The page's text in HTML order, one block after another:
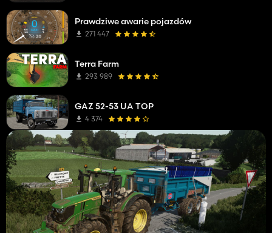
Prawdziwe awarie pojazdów
271 447
Terra Farm
293 989
GAZ 52-53 UA TOP
4 374